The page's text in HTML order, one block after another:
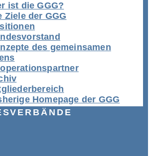
ist die GGG?
Ziele der GGG
des gemeinsamen
Homepage der GGG